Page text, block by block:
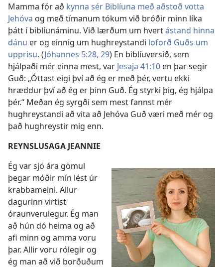
Mamma fór að kynna sér Biblíuna með aðstoð votta
Jehóva og með tímanum tókum við bróðir minn líka
þátt í biblíunáminu. Við lærðum um hvertástand hinna
dánu er og einnig um hughreystandi loforð Guðs um
upprisu. (Jóhannes 5:28, 29) En biblíuversið, sem
hjálpaði mér einna mest, var Jesaja 41:10 en þar segir
Guð: „Óttast eigi því að ég er með þér, vertu ekki
hræddur því að ég er þinn Guð. Ég styrki þig, ég hjálpa
þér.“ Meðan ég syrgði sem mest fannst mér
hughreystandi að vita að Jehóva Guð væri með mér og
það hughreystir mig enn.
REYNSLUSAGA JEANNIE
Ég var sjö ára gömul
þegar móðir mín lést úr
krabbameini. Allur
dagurinn virtist
óraunverulegur. Ég man
að hún dó heima og að
afi minn og amma voru
þar. Allir voru rólegir og
ég man að við borðuðum